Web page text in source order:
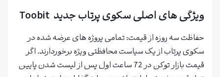
ویژگی‌ های اصلی سکوی پرتاب جدید Toobit
حفاظت سه روزه از قیمت: تمامی پروژه‌ های عرضه‌‌ شده در
سکوی پرتاب از یک سیاست محافظتی ویژه برخوردارند. اگر
قیمت بازار توکن در 72 ساعت اول پس از لیست شدن پایین‌